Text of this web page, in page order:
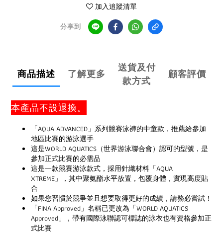
加入追蹤清單
分享到
商品描述 了解更多
送貨及付
款方式
顧客評價
本產品不設退換。
「AQUA ADVANCED」系列競賽泳褲的中童款，推薦給參加
地區比賽的游泳選手
這是WORLD AQUATICS（世界游泳聯合會）認可的型號，是
參加正式比賽的必需品
這是一款競賽游泳款式，採用針織材料「AQUA
XTREME」，其中聚氨酯水平放置，包覆身體，實現高度貼
合
如果您習慣於競爭並且想要取得更好的成績，請務必嘗試！
「FINA Approved」名稱已更改為「WORLD AQUATICS
Approved」，帶有國際泳聯認可標誌的泳衣也有資格參加正
式比賽